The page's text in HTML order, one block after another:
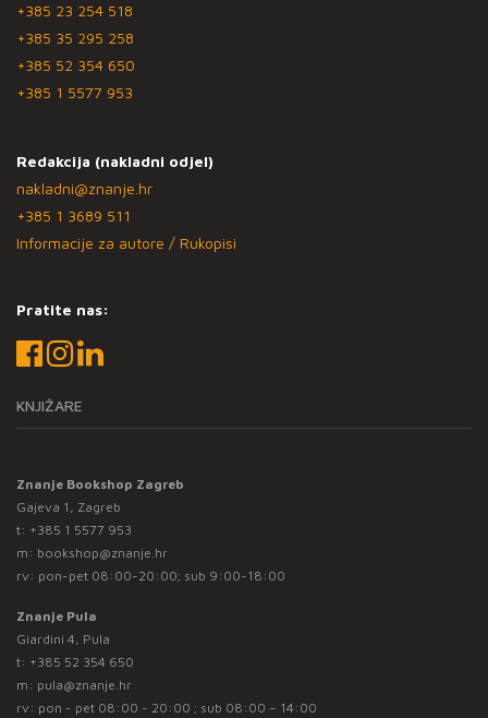
+385 23 254 518
+385 35 295 258
+385 52 354 650
+385 1 5577 953
Redakcija (nakladni odjel)
nakladni@znanje.hr
+385 1 3689 511
Informacije za autore / Rukopisi
Pratite nas:
KNJIŽARE
Znanje Bookshop Zagreb
Gajeva 1, Zagreb
t: +385 1 5577 953
m: bookshop@znanje.hr
rv: pon-pet 08:00-20:00; sub 9:00-18:00
Znanje Pula
Giardini 4, Pula
t: +385 52 354 650
m: pula@znanje.hr
rv: pon - pet 08:00 - 20:00 ; sub 08:00 – 14:00